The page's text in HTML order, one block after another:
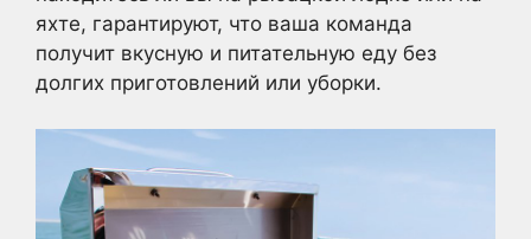
яхте, гарантируют, что ваша команда
получит вкусную и питательную еду без
долгих приготовлений или уборки.